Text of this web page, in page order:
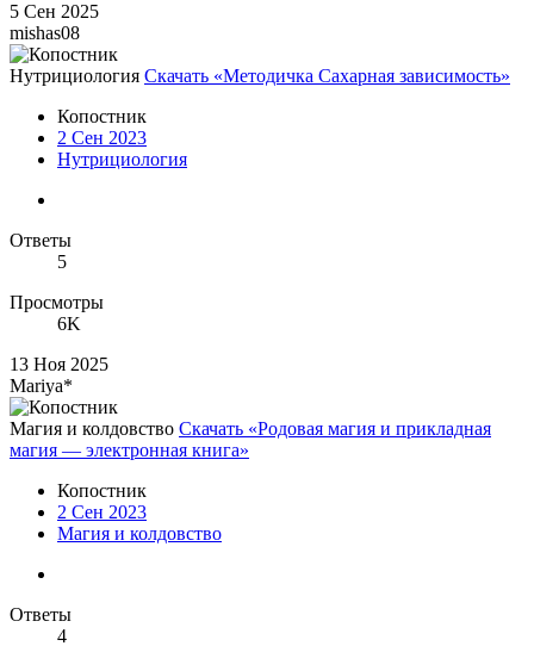
5 Сен 2025
mishas08
Нутрициология Скачать «Методичка Сахарная зависимость»
Копостник
2 Сен 2023
Нутрициология
Ответы
5
Просмотры
6K
13 Ноя 2025
Mariya*
Магия и колдовство Скачать «Родовая магия и прикладная
магия — электронная книга»
Копостник
2 Сен 2023
Магия и колдовство
Ответы
4